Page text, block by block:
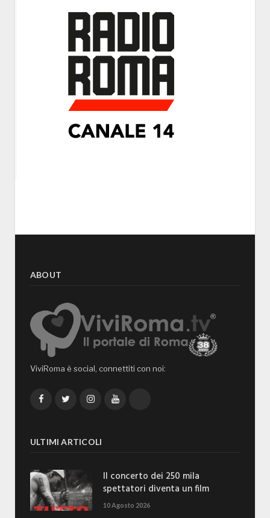
ABOUT
ViviRoma è social, connettiti con noi:
FacebookTwitterInstagramYouTube
ULTIMI ARTICOLI
Il concerto dei 250 mila
spettatori diventa un film
10 Agosto 2026